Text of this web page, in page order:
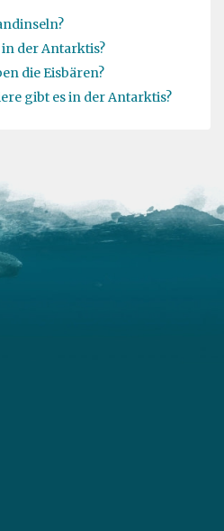
der Antarktis?
die Eisbären?
gibt es in der Antarktis?